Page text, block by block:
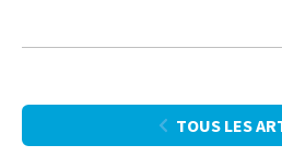
TOUS LES